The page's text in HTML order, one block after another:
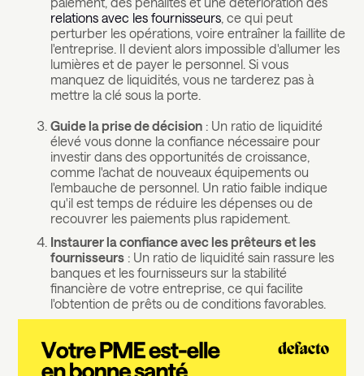
relations avec les fournisseurs , ce qui peut
perturber les opérations, voire entraîner la faillite de
l'entreprise. Il devient alors impossible d'allumer les
lumières et de payer le personnel. Si vous
manquez de liquidités, vous ne tarderez pas à
mettre la clé sous la porte.
Guide la prise de décision : Un ratio de liquidité
élevé vous donne la confiance nécessaire pour
investir dans des opportunités de croissance,
comme l'achat de nouveaux équipements ou
l'embauche de personnel. Un ratio faible indique
qu'il est temps de réduire les dépenses ou de
recouvrer les paiements plus rapidement.
Instaurer la confiance avec les prêteurs et les
fournisseurs : Un ratio de liquidité sain rassure les
banques et les fournisseurs sur la stabilité
financière de votre entreprise, ce qui facilite
l'obtention de prêts ou de conditions favorables.